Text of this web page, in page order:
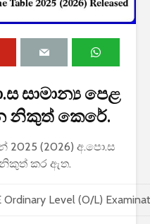
සාමාන්‍ය පෙළ
නිකුත් කෙරේ.
(2026) අ.පො.ස
නිකුත් කර ඇත.
Ordinary Level (O/L)
2027 1 ශ්‍රේණි‌යේ
පාසල් ප්‍රවේශ
චක්‍රලේඛ සහ කෝටා
මාර්ගෝපදේශ නිකුත්
රාජ්‍ය, බැංකු, වෙළඳ